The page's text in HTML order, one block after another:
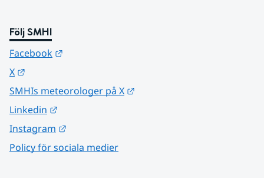
Följ SMHI
Facebook
X
SMHIs meteorologer på X
Linkedin
Instagram
Policy för sociala medier